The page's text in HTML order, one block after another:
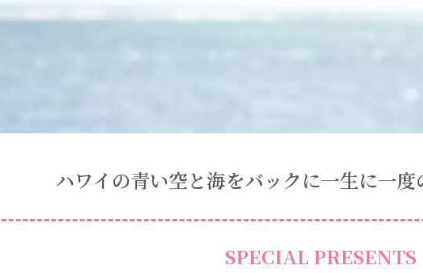
ハワイの青い空と海をバックに一生に一度
SPECIAL PRESENTS